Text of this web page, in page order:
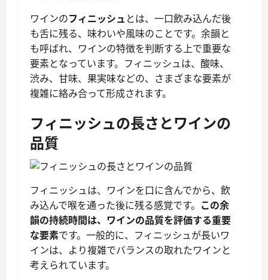
ワインのフィニッシュ とは、一口飲み込んだ後
も舌に残る、味わいや風味のことです。余韻と
も呼ばれ、ワインの特徴を判断する上で重要な
要素となっています。フィニッシュは、酸味、
渋み、甘味、果実味などの、さまざまな要素が
複雑に絡み合って形成されます。
フィニッシュの長さとワインの
品質
フィニッシュは、ワインを口に含んでから、飲
み込んで喉を通った後に残る感覚です。 この余
韻の持続時間は、ワインの品質を評価する重要
な要素です。一般的に、フィニッシュが長いワ
インは、より複雑でバランスの取れたワインと
考えられています。